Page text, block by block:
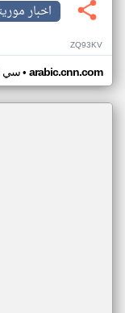
اخبار
ZQ93KV
سي• arabic.cnn.com